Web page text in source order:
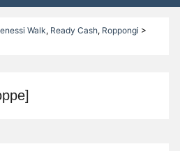
Walk, Ready Cash, Roppongi >